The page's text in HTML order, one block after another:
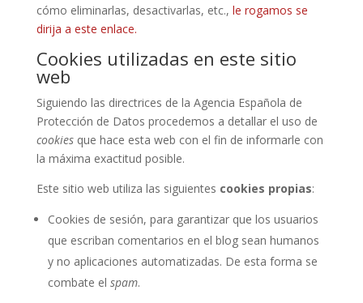
cómo eliminarlas, desactivarlas, etc., le rogamos se
dirija a este enlace.
Cookies utilizadas en este sitio
web
Siguiendo las directrices de la Agencia Española de
Protección de Datos procedemos a detallar el uso de
cookiesque hace esta web con el fin de informarle con
la máxima exactitud posible.
Este sitio web utiliza las siguientes cookies propias:
Cookies de sesión, para garantizar que los usuarios
que escriban comentarios en el blog sean humanos
y no aplicaciones automatizadas. De esta forma se
combate el spam.